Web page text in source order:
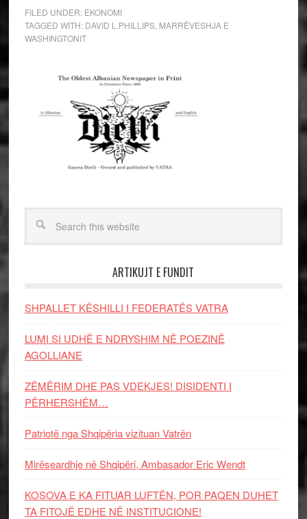
FILED UNDER: EKONOMI
TAGGED WITH: DAVID L.PHILLIPS, MARRËVESHJA E
WASHINGTONIT
ARTIKUJT E FUNDIT
SHPALLET KËSHILLI I FEDERATËS VATRA
LUMI SI UDHË E NDRYSHIM NË POEZINË
AGOLLIANE
ZËMËRIM DHE PAS VDEKJES! DISIDENTI I
PËRHERSHËM…
Patriotë nga Shqipëria vizituan Vatrën
Mirëseardhje në Shqipëri, Ambasador Eric Wendt
KOSOVA E KA FITUAR LUFTËN, POR PAQEN DUHET
TA FITOJË EDHE NË INSTITUCIONE!